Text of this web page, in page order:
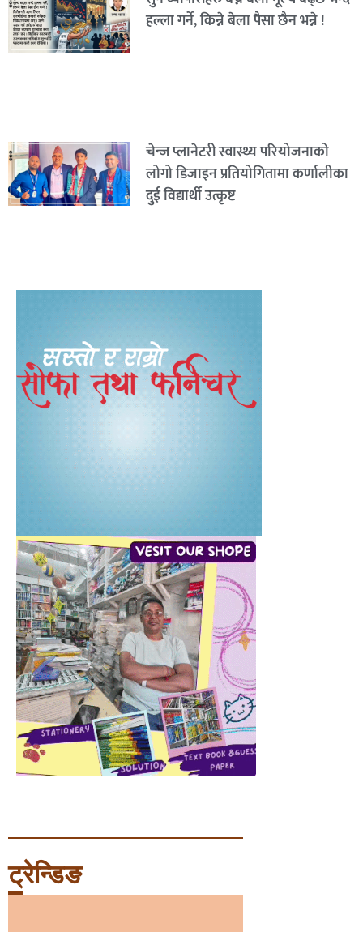
हल्ला गर्ने, किन्ने बेला पैसा छैन भन्ने !
चेन्ज प्लानेटरी स्वास्थ्य परियोजनाको
लोगो डिजाइन प्रतियोगितामा कर्णालीका
दुई विद्यार्थी उत्कृष्ट
ट्रेन्डिङ